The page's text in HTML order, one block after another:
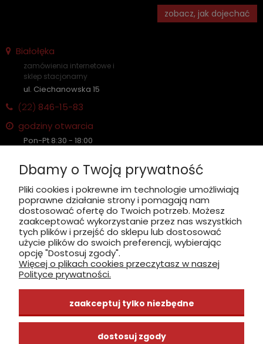
zobacz, jak dojechać
Białołęka
zamówienia internetowe i
sklep stacjonarny
ul. Ciechanowska 15
(22) 846-15-83
godziny otwarcia
Pon-Pt 8:30 - 18:00
Płatność: gotówka, karta, BLIK
zobacz, jak dojechać
INFORMACJE
ZAKUPY
CENTRUM WIEDZY
Dbamy o Twoją prywatność
Pliki cookies i pokrewne im technologie umożliwiają
poprawne działanie strony i pomagają nam
dostosować ofertę do Twoich potrzeb. Możesz
zaakceptować wykorzystanie przez nas wszystkich
tych plików i przejść do sklepu lub dostosować
użycie plików do swoich preferencji, wybierając
opcję "Dostosuj zgody".
Więcej o plikach cookies przeczytasz w naszej
Polityce prywatności.
zaakceptuj tylko niezbędne
dostosuj zgody